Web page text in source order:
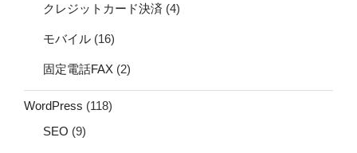
クレジットカード決済 (4)
モバイル (16)
固定電話FAX (2)
WordPress (118)
SEO (9)